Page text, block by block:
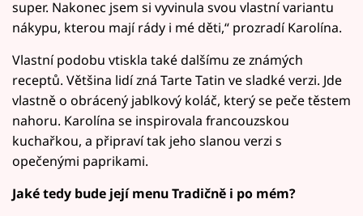
super. Nakonec jsem si vyvinula svou vlastní variantu
nákypu, kterou mají rády i mé děti,“ prozradí Karolína.
Vlastní podobu vtiskla také dalšímu ze známých
receptů. Většina lidí zná Tarte Tatin ve sladké verzi. Jde
vlastně o obrácený jablkový koláč, který se peče těstem
nahoru. Karolína se inspirovala francouzskou
kuchařkou, a připraví tak jeho slanou verzi s
opečenými paprikami.
Jaké tedy bude její menu Tradičně i po mém?